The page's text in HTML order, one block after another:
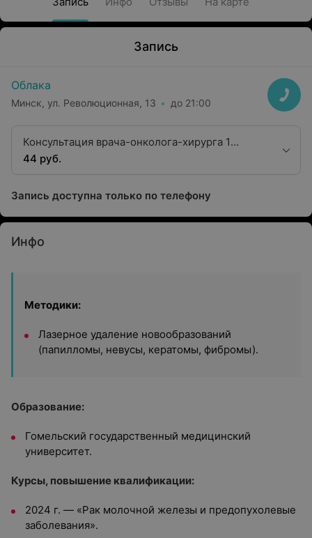
Запись
Облака
Минск, ул. Революционная, 13 до 21:00
Консультация врача-онколога-хирурга 1
квалификационной категории
44 руб.
Запись доступна только по телефону
Инфо
Методики:
Лазерное удаление новообразований
(папилломы, невусы, кератомы, фибромы).
Образование:
Гомельский государственный медицинский
университет.
Курсы, повышение квалификации:
2024 г. — «Рак молочной железы и предопухолевые
заболевания».